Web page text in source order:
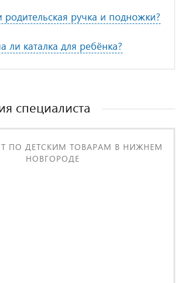
ручка и подножки?
ли каталка для ребёнка?
специалиста
ПО ДЕТСКИМ ТОВАРАМ В НИЖНЕМ
НОВГОРОДЕ